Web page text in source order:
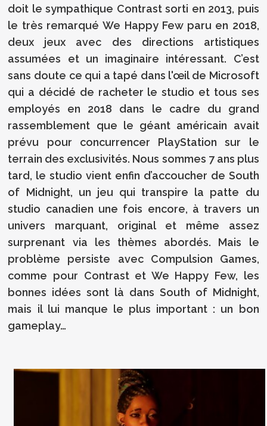
doit le sympathique Contrast sorti en 2013, puis
le très remarqué We Happy Few paru en 2018,
deux jeux avec des directions artistiques
assumées et un imaginaire intéressant. C’est
sans doute ce qui a tapé dans l'œil de Microsoft
qui a décidé de racheter le studio et tous ses
employés en 2018 dans le cadre du grand
rassemblement que le géant américain avait
prévu pour concurrencer PlayStation sur le
terrain des exclusivités. Nous sommes 7 ans plus
tard, le studio vient enfin d’accoucher de South
of Midnight, un jeu qui transpire la patte du
studio canadien une fois encore, à travers un
univers marquant, original et même assez
surprenant via les thèmes abordés. Mais le
problème persiste avec Compulsion Games,
comme pour Contrast et We Happy Few, les
bonnes idées sont là dans South of Midnight,
mais il lui manque le plus important : un bon
gameplay…